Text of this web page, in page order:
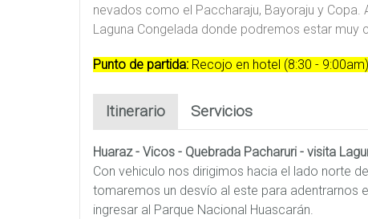
nevados como el Paccharaju, Bayoraju y
Laguna Congelada donde podremos estar muy
Punto de partida: Recojo en hotel (8:30 - 9:00am)
Itinerario Servicios
Huaraz - Vicos - Quebrada Pacharuri - visita
Con vehiculo nos dirigimos hacia el lado norte
tomaremos un desvío al este para adentrarnos
ingresar al Parque Nacional Huascarán.